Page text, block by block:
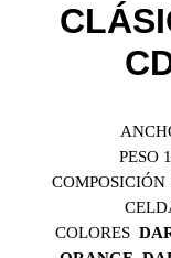
PESO
COMPOSICIÓN
COLORES